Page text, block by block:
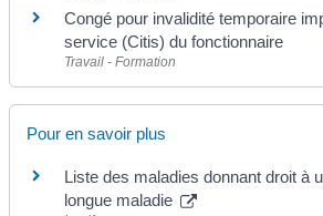
Congé pour invalidité temporaire
service (Citis) du fonctionnaire
Travail - Formation
Pour en savoir plus
Liste des maladies donnant droit à
longue maladie